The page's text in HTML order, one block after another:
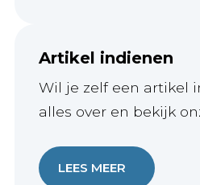
Artikel indienen
Wil je zelf een artikel
alles over en bekijk
LEES MEER